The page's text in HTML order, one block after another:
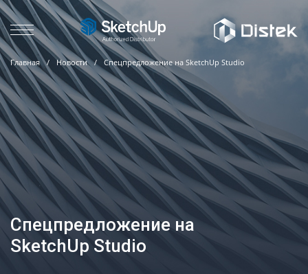
Главная / Новости / Спецпредложение на SketchUp Studio
Спецпредложение на
SketchUp Studio